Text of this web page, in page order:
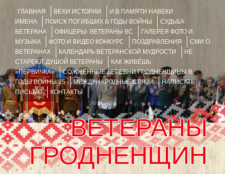
ГЛАВНАЯ ВЕХИ ИСТОРИИ
И В ПАМЯТИ НАВЕКИ
ИМЕНА
ПОИСК ПОГИБШИХ В ГОДЫ ВОЙНЫ
СУДЬБА
ВЕТЕРАНА
ОФИЦЕРЫ- ВЕТЕРАНЫ ВС
ГАЛЕРЕЯ ФОТО И
МУЗЫКА
ФОТО И ВИДЕО КОНКУРС ПОЗДРАВЛЕНИЯ
СМИ О
ВЕТЕРАНАХ
КАЛЕНДАРЬ ВЕТЕРАНСКОЙ МУДРОСТИ
НЕ
СТАРЕЮТ ДУШОЙ ВЕТЕРАНЫ
КАК ЖИВЁШЬ
«ПЕРВИЧКА»
СОЖЖЁННЫЕ ДЕРЕВНИ ГРОДНЕНЩИНЫ В
ГОДЫ ВОЙНЫ 35
МЕЖДУНАРОДНЫЕ СВЯЗИ
НАПИСАТЬ
ПИСЬМО
КОНТАКТЫ
ВЕТЕРАНЫ
ГРОДНЕНЩИН